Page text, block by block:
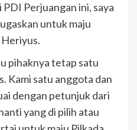
Perjuangan ini, saya
untuk maju
Heriyus.
pihaknya tetap satu
Kami satu anggota dan
dengan petunjuk dari
yang di pilih atau